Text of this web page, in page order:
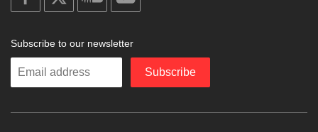
Subscribe to our newsletter
Enter
Subscribe